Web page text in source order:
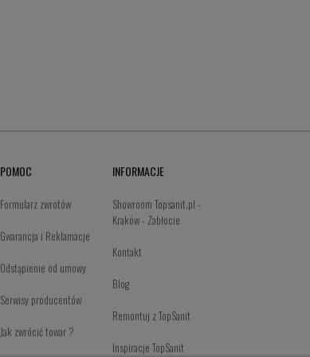
POMOC
Formularz zwrotów
Gwarancja i Reklamacje
Odstąpienie od umowy
Serwisy producentów
Jak zwrócić towar ?
INFORMACJE
Showroom Topsanit.pl -
Kraków - Zabłocie
Kontakt
Blog
Remontuj z TopSanit
Inspiracje TopSanit